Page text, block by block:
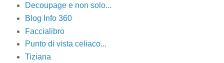
Decoupage e non solo...
Blog Info 360
Faccialibro
Punto di vista celiaco...
Tiziana